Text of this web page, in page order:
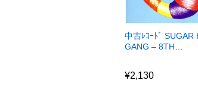
中古ﾚｺｰﾄﾞ SUGAR
GANG – 8TH…
¥2,130